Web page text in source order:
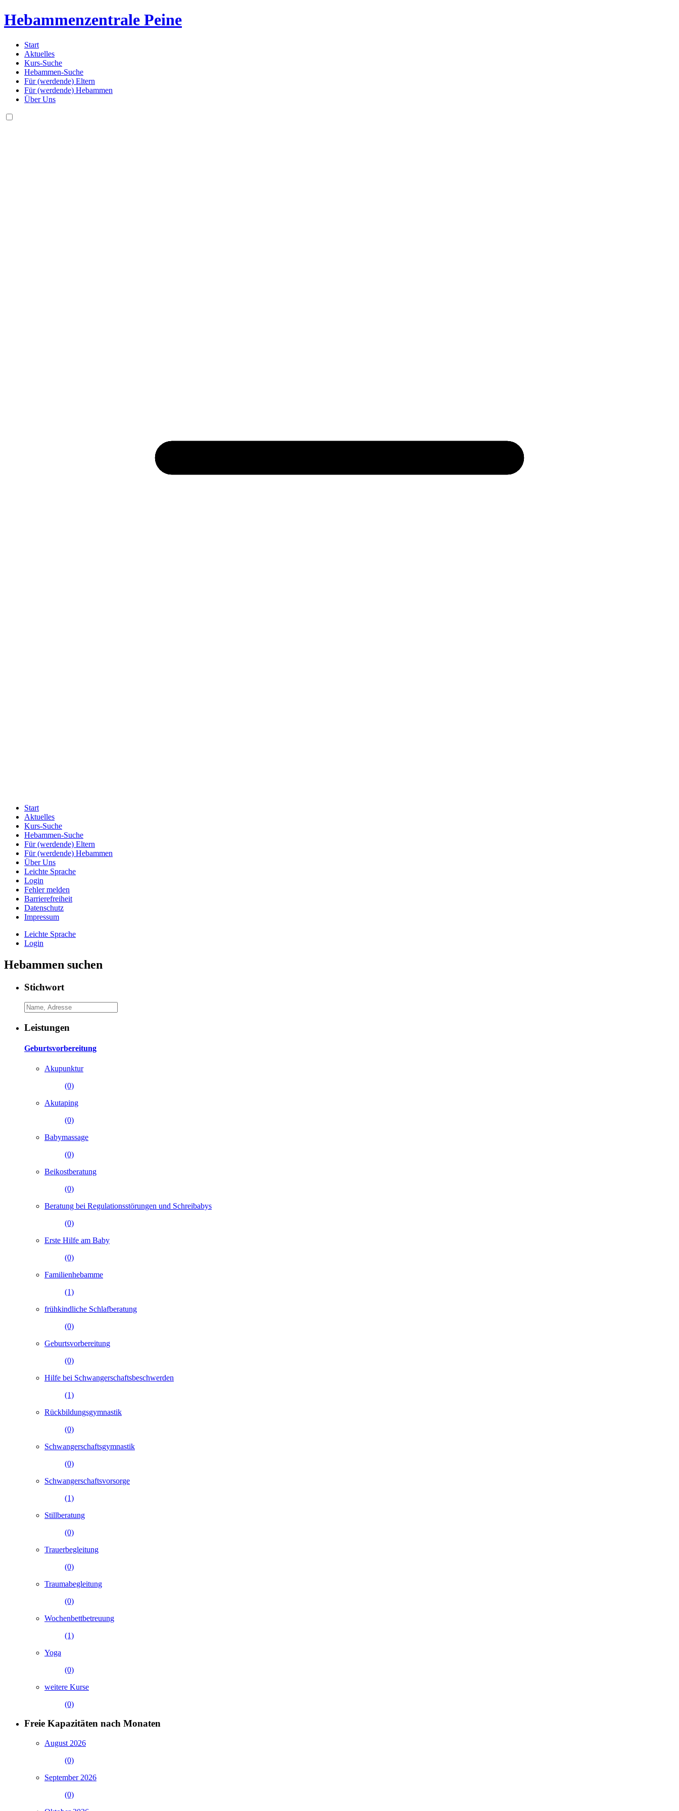
Hebammenzentrale Peine
Start
Aktuelles
Kurs-Suche
Hebammen-Suche
Für (werdende) Eltern
Für (werdende) Hebammen
Über Uns
Start
Aktuelles
Kurs-Suche
Hebammen-Suche
Für (werdende) Eltern
Für (werdende) Hebammen
Über Uns
Leichte Sprache
Login
Fehler melden
Barrierefreiheit
Datenschutz
Impressum
Leichte Sprache
Login
Hebammen suchen
Stichwort
Leistungen
Geburtsvorbereitung
Akupunktur
(0)
Akutaping
(0)
Babymassage
(0)
Beikostberatung
(0)
Beratung bei Regulationsstörungen und Schreibabys
(0)
Erste Hilfe am Baby
(0)
Familienhebamme
(1)
frühkindliche Schlafberatung
(0)
Geburtsvorbereitung
(0)
Hilfe bei Schwangerschaftsbeschwerden
(1)
Rückbildungsgymnastik
(0)
Schwangerschaftsgymnastik
(0)
Schwangerschaftsvorsorge
(1)
Stillberatung
(0)
Trauerbegleitung
(0)
Traumabegleitung
(0)
Wochenbettbetreuung
(1)
Yoga
(0)
weitere Kurse
(0)
Freie Kapazitäten nach Monaten
August 2026
(0)
September 2026
(0)